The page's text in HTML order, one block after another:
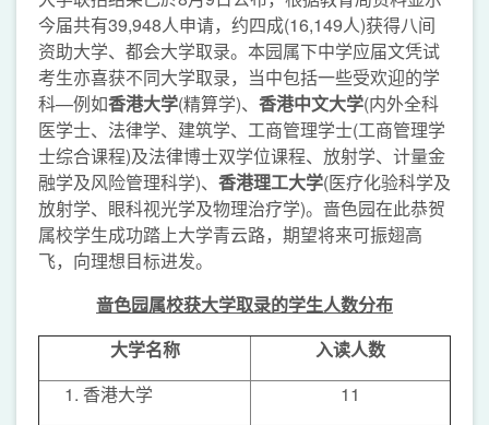
今届共有39,948人申请，约四成(16,149人)获得八间
资助大学、都会大学取录。本园属下中学应届文凭试
考生亦喜获不同大学取录，当中包括一些受欢迎的学
科—例如香港大学(精算学)、 香港中文大学(内外全科
医学士、法律学、建筑学、工商管理学士(工商管理学
士综合课程)及法律博士双学位课程、放射学、计量金
融学及风险管理科学)、 香港理工大学(医疗化验科学及
放射学、眼科视光学及物理治疗学)。啬色园在此恭贺
属校学生成功踏上大学青云路，期望将来可振翅高
飞，向理想目标进发。
啬色园属校获大学取录的学生人数分布
大学名称
入读人数
香港大学
11